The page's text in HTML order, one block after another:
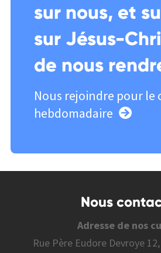
sur nous, et
sur Jésus-
de nous
Nous rejoindre pour le
hebdomadaire
Nous
Adresse de nos
Rue Père Eudore Devroye